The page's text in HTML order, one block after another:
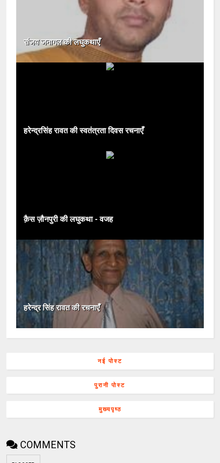
संजय जनागल की लघुकथाएँ
हरेन्द्रसिंह रावत की स्वतंत्रता दिवस रचनाएँ
क़ैस ज़ौनपुरी की लघुकथा - वजह
हरेन्द्र सिंह रावत की रचनाएँ
नई पोस्ट
पुरानी पोस्ट
मुख्यपृष्ठ
COMMENTS